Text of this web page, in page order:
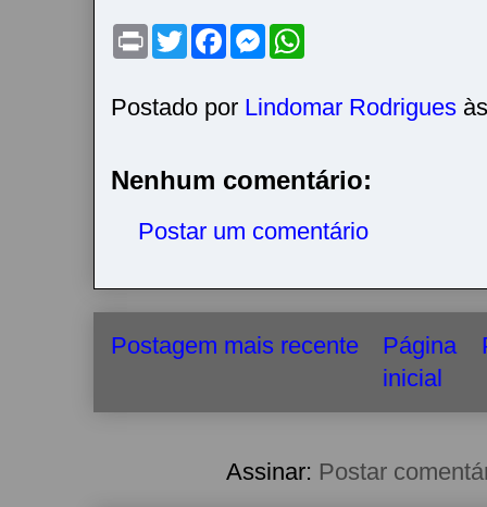
P
t
T
w
t
e
F
a
b
o
M
e
e
n
r
s
A
Postado por Lindomar Rodrigues
Nenhum comentário:
Postar um comentário
Postagem mais recente
Página
inicial
Assinar: Postar